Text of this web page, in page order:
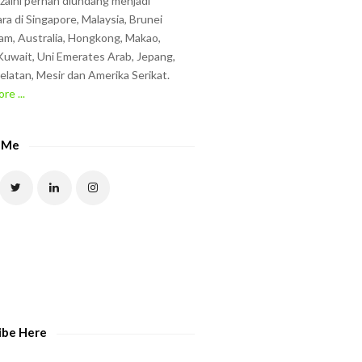
di Singapore, Malaysia, Brunei
Australia, Hongkong, Makao,
Uni Emerates Arab, Jepang,
Mesir dan Amerika Serikat.
...
Here